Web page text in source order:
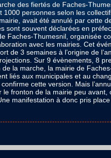
des fiertés de Faches-
1000 personnes selon les
avait été annulé par cette
sont souvent déclarées en
Faches-Thumesnil, organisée
avec les mairies. Cet
de 3 semaines à l’origine de
Sur 9 évènements, 8
de la marche, la mairie de
liés aux municipales et au
cette version. Mais
le fronton de la mairie peu
manifestation à donc pris